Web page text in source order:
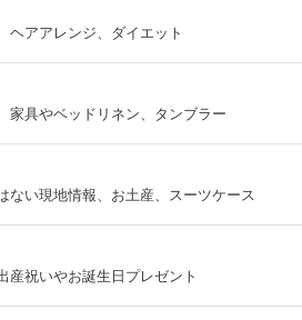
ヘアアレンジ、ダイエット
家具やベッドリネン、タンブラー
ない現地情報、お土産、スーツケース
産祝いやお誕生日プレゼント